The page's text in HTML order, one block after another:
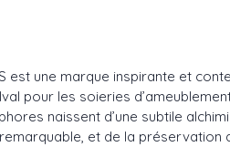
est une marque inspirante et
les soieries
naissent d’une subtile
et de la